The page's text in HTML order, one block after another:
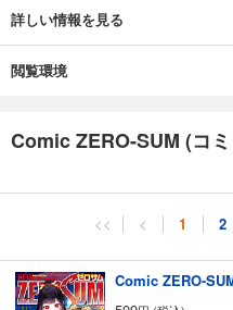
「拝み屋横丁顛末記」(宮本福助)/
Rock-howling soul-」(上田信舟 原
さなぎ俊祈)/「ストレンジ・プラ
ビス・プレゼント・アンケート等
詳しい情報を見る
閲覧環境
Comic ZERO-SUM (コ
<< < 1 2